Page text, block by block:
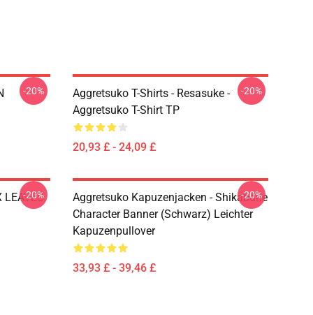
-20%
Aggretsuko T-Shirts - Resasuke -
Aggretsuko T-Shirt TP
20,93 £ - 24,09 £
-20%
-20%
Aggretsuko Kapuzenjacken - Shikabane
Character Banner (Schwarz) Leichter
Kapuzenpullover
33,93 £ - 39,46 £
-20%